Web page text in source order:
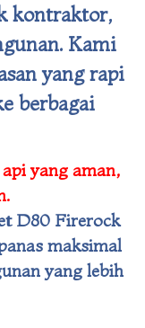
kontraktor,
Kami
yang rapi
berbagai
yang aman,
D80 Firerock
maksimal
yang lebih